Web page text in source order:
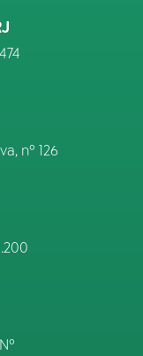
nº 126